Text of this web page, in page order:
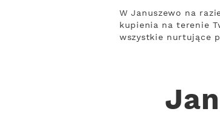
W Januszewo na
kupienia na terenie
wszystkie nurtujące